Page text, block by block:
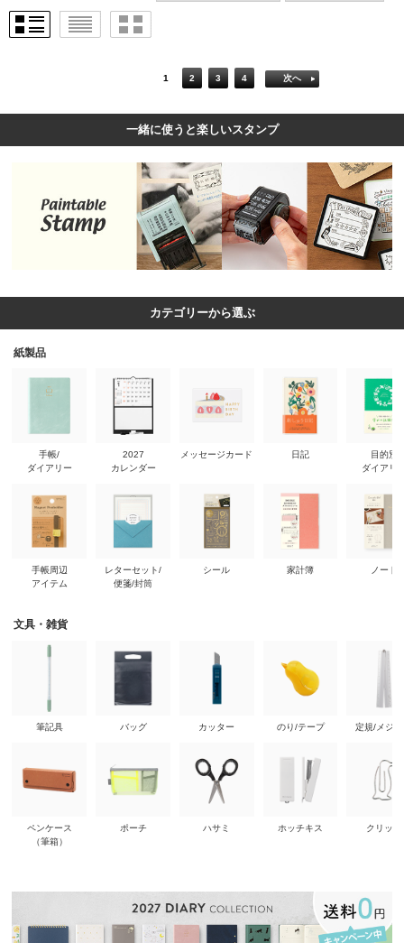
1 2 3 4 次へ
一緒に使うと楽しいスタンプ
カテゴリーから選ぶ
紙製品
手帳/
ダイアリー
手帳周辺
アイテム
2027
カレンダー
レターセット/
便箋/封筒
メッセージカード
シール
日記
家計簿
目的別
ダイアリ
ノート
文具・雑貨
筆記具
ペンケース
（筆箱）
バッグ
ポーチ
カッター
ハサミ
のり/テープ
ホッチキス
定規/メジ
クリップ